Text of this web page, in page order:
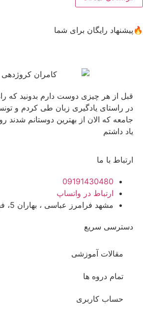
🔥پیشنهاد رایگان برای شما
قبل از هر چیزی دوست دارم بدونید که
در راستای یادگیری زبان طی کردم و
جامعه که الان از بهترین دوستانم شدند
یاد داشتم
ارتباط با ما
09191430480
ارتباط در واتساپ
مشهد فرامرز عباسی ، بهاران 5، فجر6 پ 7
دسترسی سریع
مقالات آموزشی
تمام دروه ها
حساب کاربری